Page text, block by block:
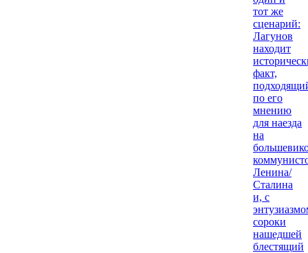
тот же
сценарий:
Лагунов
находит
факт,
по его
мнению
для наезда
на
Ленина/
Сталина
и, с
сороки
нашедшей
блестящий